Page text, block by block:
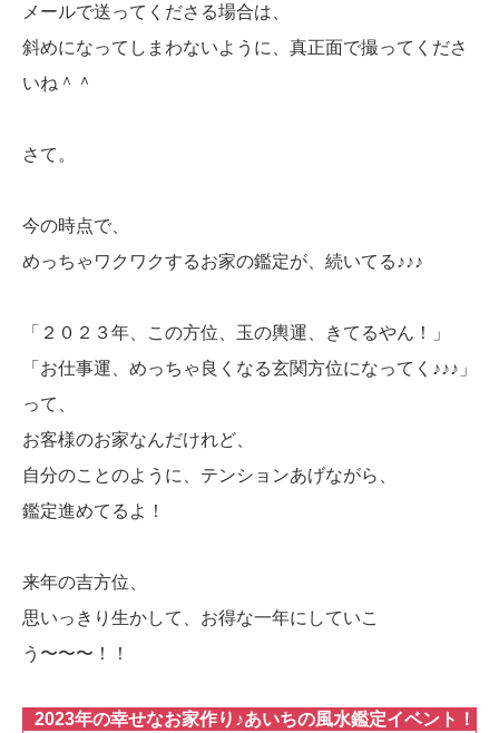
メールで送ってくださる場合は、
斜めになってしまわないように、真正面で撮ってくださ
いね＾＾
さて。
今の時点で、
めっちゃワクワクするお家の鑑定が、続いてる♪♪♪
「２０２３年、この方位、玉の輿運、きてるやん！」
「お仕事運、めっちゃ良くなる玄関方位になってく♪♪♪」
って、
お客様のお家なんだけれど、
自分のことのように、テンションあげながら、
鑑定進めてるよ！
来年の吉方位、
思いっきり生かして、お得な一年にしていこ
う〜〜〜！！
2023年の幸せなお家作り♪あいちの風水鑑定イベント！